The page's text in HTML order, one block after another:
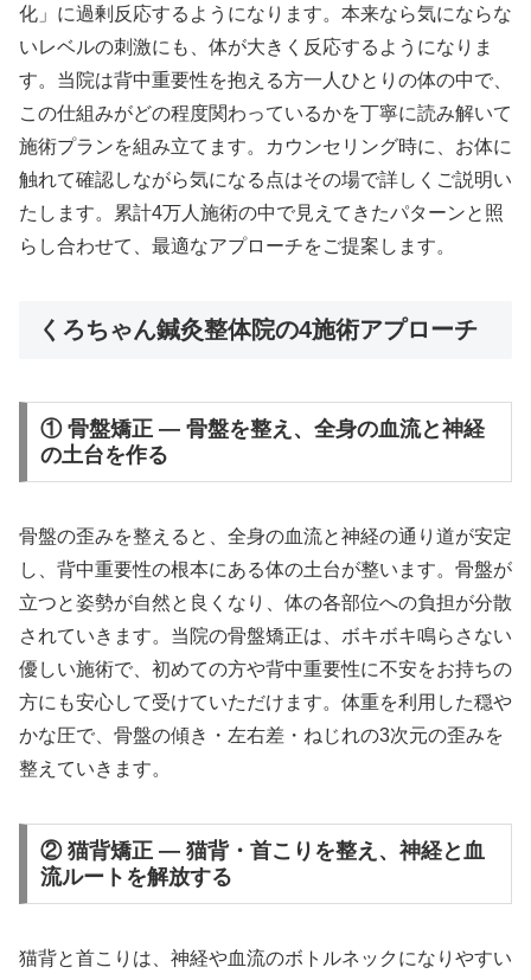
化」に過剰反応するようになります。本来なら気にならな
いレベルの刺激にも、体が大きく反応するようになりま
す。当院は背中重要性を抱える方一人ひとりの体の中で、
この仕組みがどの程度関わっているかを丁寧に読み解いて
施術プランを組み立てます。カウンセリング時に、お体に
触れて確認しながら気になる点はその場で詳しくご説明い
たします。累計4万人施術の中で見えてきたパターンと照
らし合わせて、最適なアプローチをご提案します。
くろちゃん鍼灸整体院の4施術アプローチ
① 骨盤矯正 — 骨盤を整え、全身の血流と神経
の土台を作る
骨盤の歪みを整えると、全身の血流と神経の通り道が安定
し、背中重要性の根本にある体の土台が整います。骨盤が
立つと姿勢が自然と良くなり、体の各部位への負担が分散
されていきます。当院の骨盤矯正は、ボキボキ鳴らさない
優しい施術で、初めての方や背中重要性に不安をお持ちの
方にも安心して受けていただけます。体重を利用した穏や
かな圧で、骨盤の傾き・左右差・ねじれの3次元の歪みを
整えていきます。
② 猫背矯正 — 猫背・首こりを整え、神経と血
流ルートを解放する
猫背と首こりは、神経や血流のボトルネックになりやすい